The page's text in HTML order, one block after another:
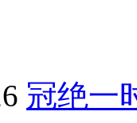
冠绝一